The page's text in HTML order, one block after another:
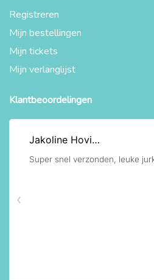
Registreren
Mijn bestellingen
Mijn tickets
Mijn verlanglijst
Klantbeoordelingen